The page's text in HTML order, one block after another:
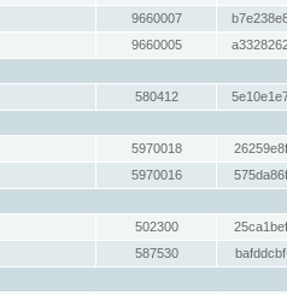
9660007
9660005
580412
5970018
5970016
502300
587530